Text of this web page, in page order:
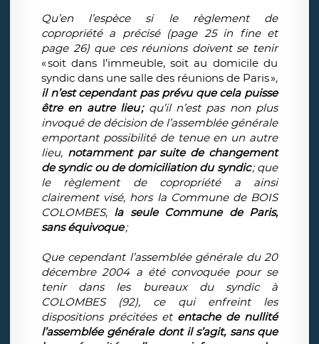
Qu’en l’espèce si le règlement de
copropriété a précisé (page 25 in fine et
page 26) que ces réunions doivent se tenir
« soit dans l’immeuble, soit au domicile du
syndic dans une salle des réunions de Paris »,
il n’est cependant pas prévu que cela puisse
être en autre lieu ;qu’il n’est pas non plus
invoqué de décision de l’assemblée générale
emportant possibilité de tenue en un autre
lieu, notamment par suite de changement
de syndic ou de domiciliation du syndic; que
le règlement de copropriété a ainsi
clairement visé, hors la Commune de BOIS
COLOMBES, la seule Commune de Paris,
sans équivoque;
Que cependant l’assemblée générale du 20
décembre 2004 a été convoquée pour se
tenir dans les bureaux du syndic à
COLOMBES (92), ce qui enfreint les
dispositions précitées et entache de nullité
l’assemblée générale dont il s’agit, sans que